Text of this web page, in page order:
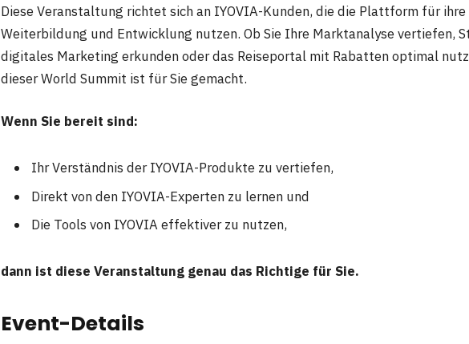
Diese Veranstaltung richtet sich an IYOVIA-Kunden, die die Plattform für
Weiterbildung und Entwicklung nutzen. Ob Sie Ihre Marktanalyse vertiefen,
digitales Marketing erkunden oder das Reiseportal mit Rabatten optimal
dieser World Summit ist für Sie gemacht.
Wenn Sie bereit sind:
Ihr Verständnis der IYOVIA-Produkte zu vertiefen,
Direkt von den IYOVIA-Experten zu lernen und
Die Tools von IYOVIA effektiver zu nutzen,
dann ist diese Veranstaltung genau das Richtige für Sie.
Event-Details